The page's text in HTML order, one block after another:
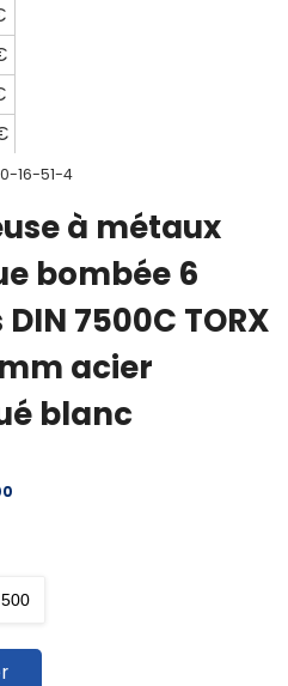
16-51-4
à métaux
bombée 6
7500C TORX
acier
blanc